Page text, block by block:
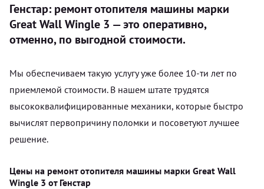
Генстар: ремонт отопителя машины марки
Great Wall Wingle 3 — это оперативно,
отменно, по выгодной стоимости.
Мы обеспечиваем такую услугу уже более 10-ти лет по
приемлемой стоимости. В нашем штате трудятся
высококвалифицированные механики, которые быстро
вычислят первопричину поломки и посоветуют лучшее
решение.
Цены на ремонт отопителя машины марки Great Wall
Wingle 3 от Генстар